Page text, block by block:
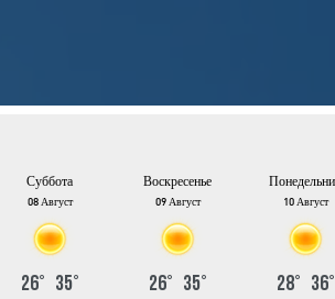
Суббота
08 Август
26° 35°
Воскресенье
09 Август
26° 35°
10 Август
28° 36°